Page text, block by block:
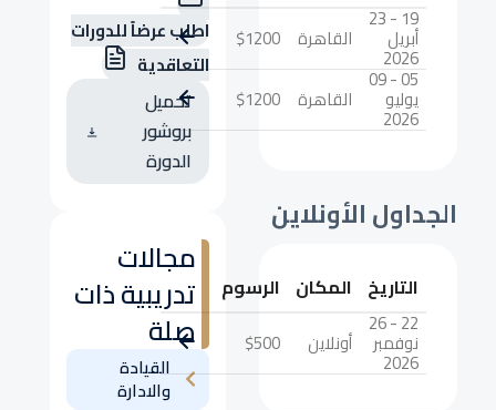
اطلب عرضاً للدورات
التعاقدية
تحميل
بروشور
الدورة
مجالات
تدريبية ذات
صلة
القيادة
والادارة
19 - 23
أبريل
2026
القاهرة $1200
05 - 09
يوليو
2026
القاهرة $1200
الجداول الأونلاين
التاريخ المكان الرسوم
22 - 26
نوفمبر
2026
أونلاين $500